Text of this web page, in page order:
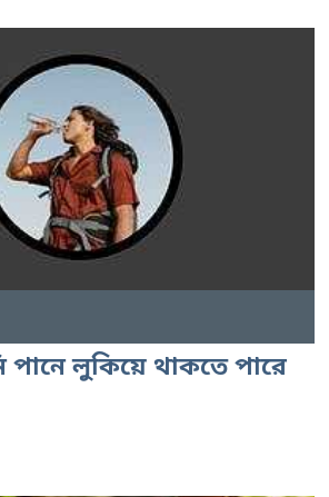
পানে লুকিয়ে থাকতে পারে